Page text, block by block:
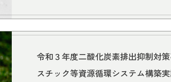
令和３年度二酸化炭素排出抑制対
スチック等資源循環システム構築